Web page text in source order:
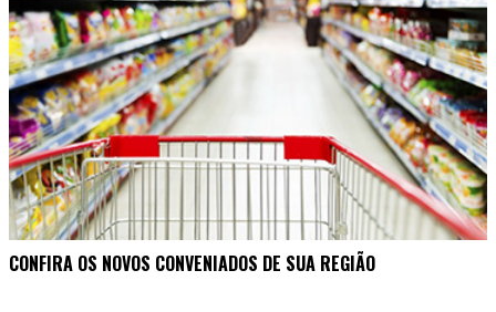
CONFIRA OS NOVOS CONVENIADOS DE SUA REGIÃO